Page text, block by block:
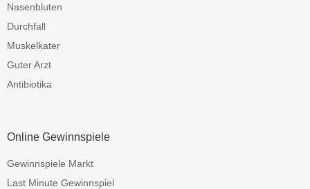
Nasenbluten
Durchfall
Muskelkater
Guter Arzt
Antibiotika
Online Gewinnspiele
Gewinnspiele Markt
Last Minute Gewinnspiel